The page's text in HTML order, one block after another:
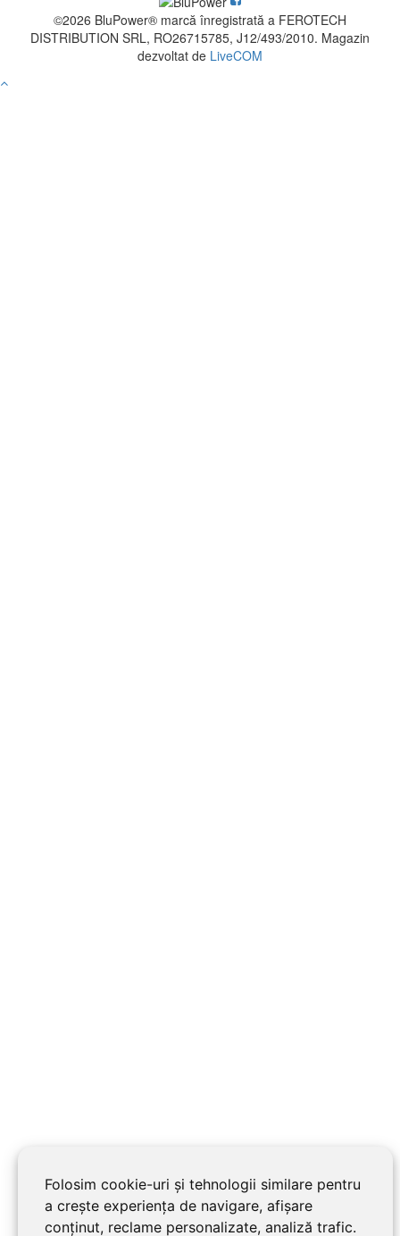
Folosim cookie-uri și tehnologii similare pentru
a crește experiența de navigare, afișare
conținut, reclame personalizate, analiză trafic.
©2026 BluPower® marcă înregistrată a FEROTECH
DISTRIBUTION SRL, RO26715785, J12/493/2010. Magazin
dezvoltat de LiveCOM